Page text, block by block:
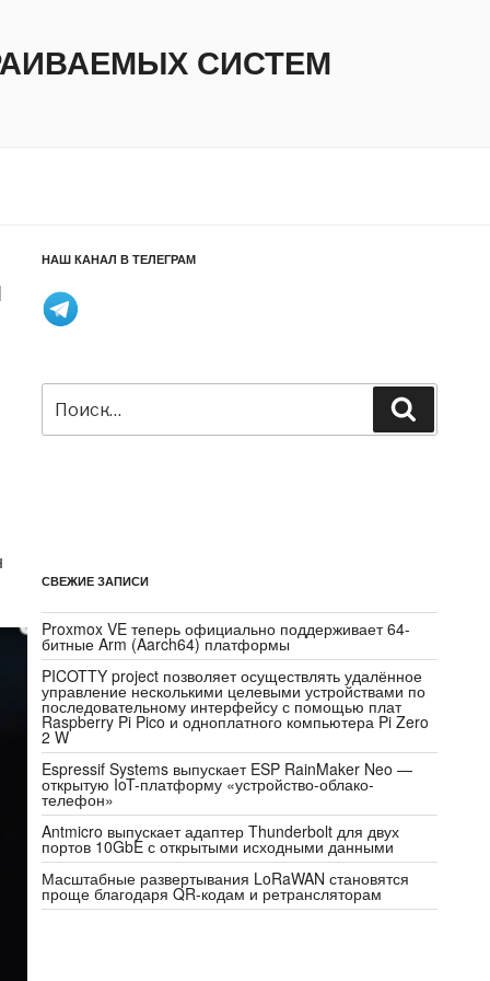
СИСТЕМ
НАШ КАНАЛ В ТЕЛЕГРАМ
Искать:
СВЕЖИЕ ЗАПИСИ
Proxmox VE теперь официально поддерживает 64-
битные Arm (Aarch64) платформы
PICOTTY project позволяет осуществлять удалённое
управление несколькими целевыми устройствами по
последовательному интерфейсу с помощью плат
Raspberry Pi Pico и одноплатного компьютера Pi Zero
2 W
Espressif Systems выпускает ESP RainMaker Neo —
открытую IoT-платформу «устройство-облако-
телефон»
Antmicro выпускает адаптер Thunderbolt для двух
портов 10GbE с открытыми исходными данными
Масштабные развертывания LoRaWAN становятся
проще благодаря QR-кодам и ретрансляторам